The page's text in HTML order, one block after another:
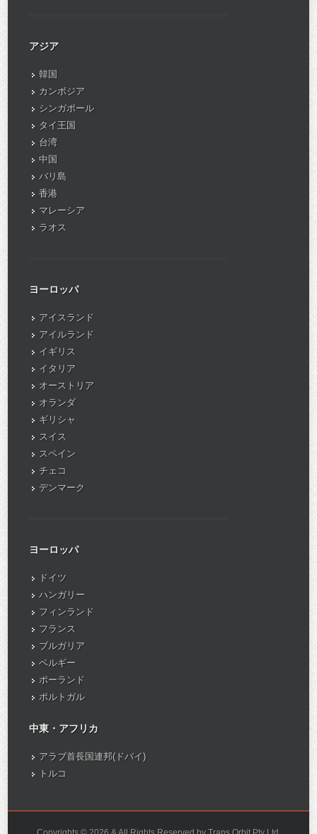
アジア
韓国
カンボジア
シンガポール
タイ王国
台湾
中国
バリ島
香港
マレーシア
ラオス
ヨーロッパ
アイスランド
アイルランド
イギリス
イタリア
オーストリア
オランダ
ギリシャ
スイス
スペイン
チェコ
デンマーク
ヨーロッパ
ドイツ
ハンガリー
フィンランド
フランス
ブルガリア
ベルギー
ポーランド
ポルトガル
中東・アフリカ
アラブ首長国連邦(ドバイ)
トルコ